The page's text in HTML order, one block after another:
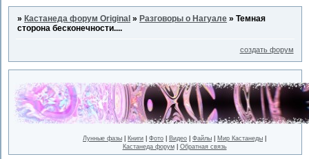
»Кастанеда форум Original »Разговоры о Нагуале »Темная
сторона бесконечности....
создать форум
Лунные фазы Книги Фото Видео Файлы Мир Кастанеды
Кастанеда форум| Обратная связь